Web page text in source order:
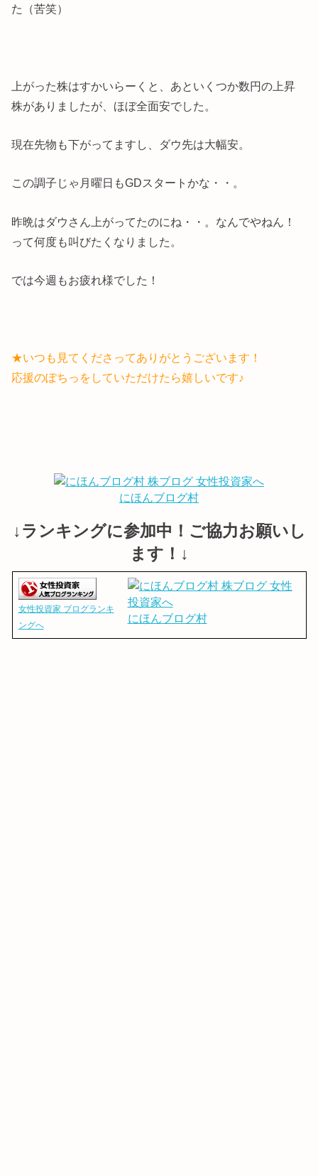
た（苦笑）
上がった株はすかいらーくと、あといくつか数円の上昇
株がありましたが、ほぼ全面安でした。
現在先物も下がってますし、ダウ先は大幅安。
この調子じゃ月曜日もGDスタートかな・・。
昨晩はダウさん上がってたのにね・・。なんでやねん！
って何度も叫びたくなりました。
では今週もお疲れ様でした！
★いつも見てくださってありがとうございます！
応援のぽちっをしていただけたら嬉しいです♪
にほんブログ村
↓ランキングに参加中！ご協力お願いし
ます！↓
女性投資家 ブログランキ
ングへ
にほんブログ村